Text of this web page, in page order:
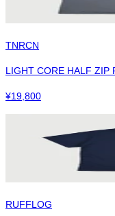
TNRCN
LIGHT CORE HALF ZIP
¥19,800
RUFFLOG